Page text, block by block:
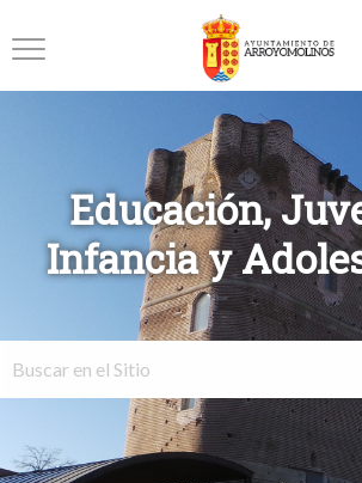
Educación,
Infancia y